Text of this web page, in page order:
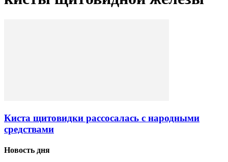
Киста щитовидки рассосалась с народными
средствами
Новость дня